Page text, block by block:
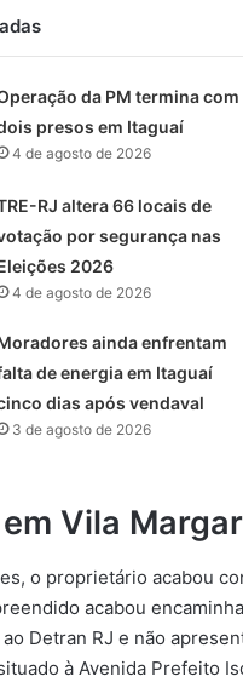
da PM termina com
presos em Itaguaí
4 de agosto de 2026
RJ altera 66 locais de
por segurança nas
2026
4 de agosto de 2026
ainda enfrentam
de energia em Itaguaí
dias após vendaval
3 de agosto de 2026
Vila
o proprietário acabou
acabou
Detran RJ e não
à Avenida Prefeito